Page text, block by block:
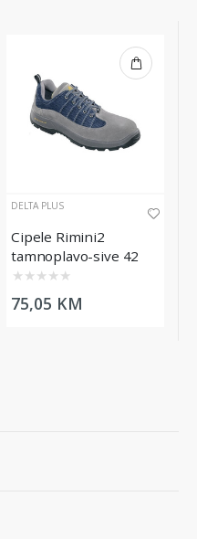
DELTA PLUS
Cipele Rimini2
tamnoplavo-sive 42
★ ★ ★ ★ ★
75,05 KM